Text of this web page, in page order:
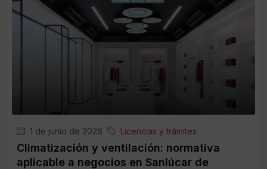
1 de junio de 2026 Licencias y trámites
Climatización y ventilación: normativa
aplicable a negocios en Sanlúcar de